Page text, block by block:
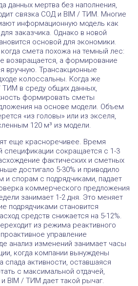
данных мертва без наполнения,
связка СОД и BIM / ТИМ. Многие
информационную модель как
заказчика. Однако в новой
основой для экономики.
смета похожа на темный лес:
возвращается, а формирование
вручную. Трансакционные
колоссальны. Когда же
ТИМ в среду общих данных,
формировать сметы
на основе модели. Объем
«из головы» или из экселя,
120 м³ из модели.
еще красноречивее. Время
спецификации сокращается с 1-3
фактических и сметных
достигало 5-30% и приводило
спорам с подрядчиками, падает
коммерческого предложения
занимает 1-2 дня. Это меняет
подрядчиками становится
средств снижается на 5-12%.
из режима реактивного
управление
анализ изменений занимает часы
когда компании вынуждены
спада активности, оставшаяся
с максимальной отдачей,
BIM / ТИМ дает такой рычаг.